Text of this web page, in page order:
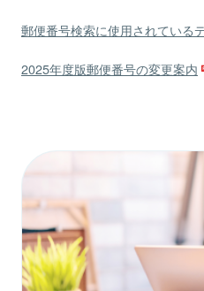
郵便番号検索に使用されている
2025年度版郵便番号の変更案内